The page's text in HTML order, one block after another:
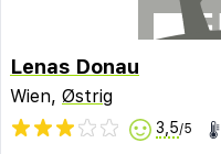
Lenas Donau
Wien, Østrig
3,5/5